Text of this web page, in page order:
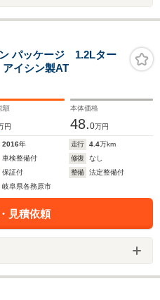
パッケージ 1.2Lター
イシン製AT
額
円
本体価格
48.0万円
2016年 走行 4.4万km
車検整備付 修復
なし
保証付 整備
法定整備付
岐阜県各務原市
見積依頼